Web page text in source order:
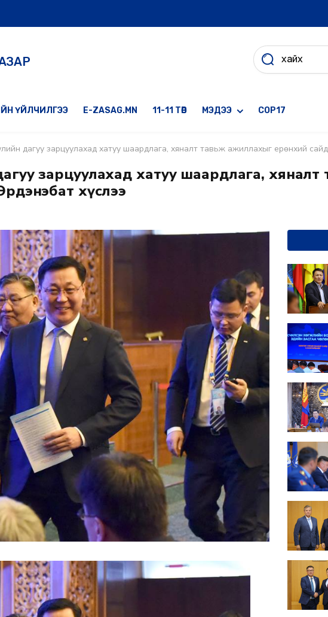
ҮЙЛЧИЛГЭЭ E-ZASAG.MN 11-11 ТӨВ МЭДЭЭ COP17
дагуу зарцуулахад хатуу шаардлага, хяналт тавьж ажиллахыг ерөнхий сайд
дагуу зарцуулахад хатуу шаардлага,
хүслээ